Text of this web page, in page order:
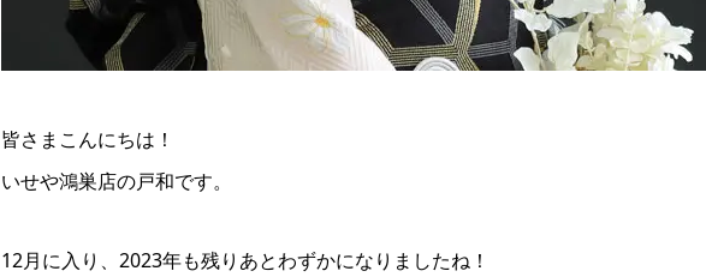
皆さまこんにちは！
いせや鴻巣店の戸和です。
12月に入り、2023年も残りあとわずかになりましたね！